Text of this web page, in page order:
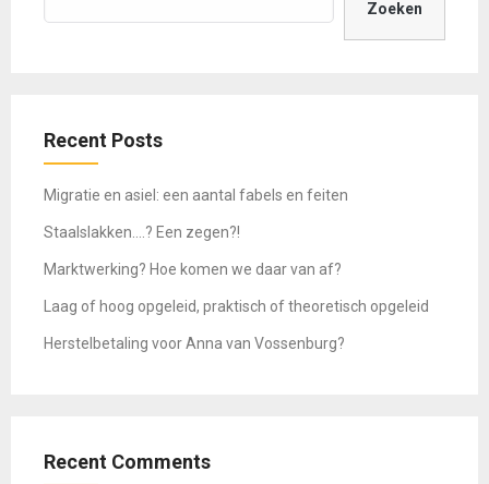
Zoeken
Recent Posts
Migratie en asiel: een aantal fabels en feiten
Staalslakken….? Een zegen?!
Marktwerking? Hoe komen we daar van af?
Laag of hoog opgeleid, praktisch of theoretisch opgeleid
Herstelbetaling voor Anna van Vossenburg?
Recent Comments